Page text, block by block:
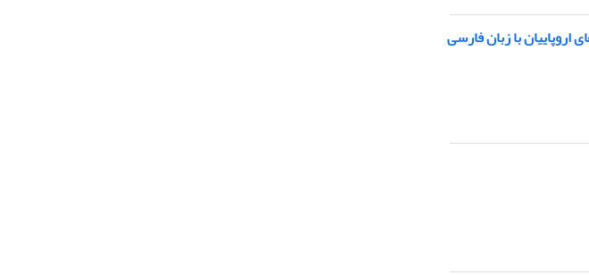
اروپاییان با زبان فارسی